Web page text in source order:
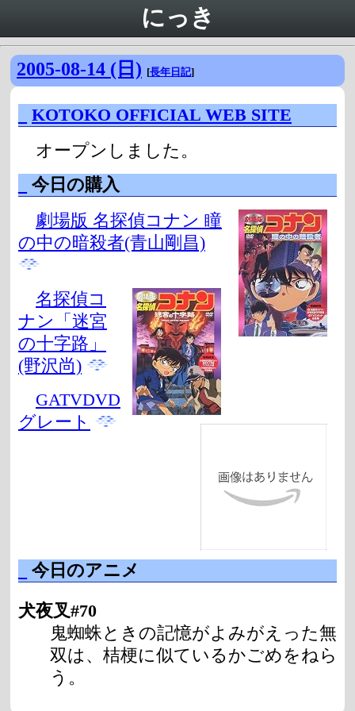
にっき
2005-08-14 (日) [長年日記]
KOTOKO OFFICIAL WEB SITE
オープンしました。
今日の購入
劇場版 名探偵コナン 瞳
の中の暗殺者(青山剛昌)
名探偵コ
ナン「迷宮
の十字路」
(野沢尚)
GATVDVD
グレート
今日のアニメ
犬夜叉#70
鬼蜘蛛ときの記憶がよみがえった無
双は、桔梗に似ているかごめをねら
う。